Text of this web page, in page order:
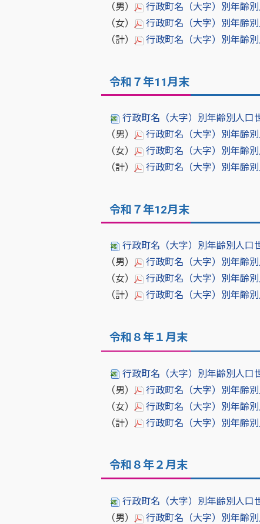
（男）
行政町名（大字）別年齢
（女）
行政町名（大字）別年齢
（計）
行政町名（大字）別年齢
令和７年11月末
行政町名（大字）別年齢別人口
（男）
行政町名（大字）別年齢
（女）
行政町名（大字）別年齢
（計）
行政町名（大字）別年齢
令和７年12月末
行政町名（大字）別年齢別人口
（男）
行政町名（大字）別年齢
（女）
行政町名（大字）別年齢
（計）
行政町名（大字）別年齢
令和８年１月末
行政町名（大字）別年齢別人口
（男）
行政町名（大字）別年齢
（女）
行政町名（大字）別年齢
（計）
行政町名（大字）別年齢
令和８年２月末
行政町名（大字）別年齢別人口
（男）
行政町名（大字）別年齢